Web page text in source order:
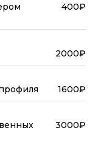
400₽
2000₽
1600₽
3000₽